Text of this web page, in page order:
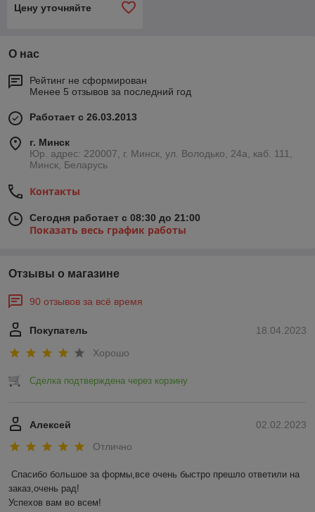
Цену уточняйте
О нас
Рейтинг не сформирован
Менее 5 отзывов за последний год
Работает с 26.03.2013
г. Минск
Юр. адрес: 220007, г. Минск, ул. Володько, 24а, каб. 111,
Минск, Беларусь
Контакты
Сегодня работает с 08:30 до 21:00
Показать весь график работы
Отзывы о магазине
90 отзывов за всё время
18.04.2023
Покупатель
Хорошо
Сделка подтверждена через корзину
02.02.2023
Алексей
Отлично
Спасибо большое за формы,все очень быстро прешло ответили на
заказ,очень рад!
Успехов вам во всем!